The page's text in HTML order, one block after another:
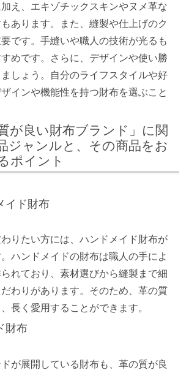
え、エキゾチックスキンやヌメ革な
あります。また、縫製や仕上げのク
です。手縫いや職人の技術が光るも
めです。さらに、デザインや使い勝
しょう。自分のライフスタイルや好
インや機能性を持つ財布を選ぶこと
が良い財布ブランド」に関
ジャンルと、その商品をお
ポイント
イド財布
りたい方には、ハンドメイド財布が
ハンドメイドの財布は職人の手によ
れており、素材選びから縫製まで細
わりがあります。そのため、革の質
長く愛用することができます。
財布
が展開している財布も、革の質が良